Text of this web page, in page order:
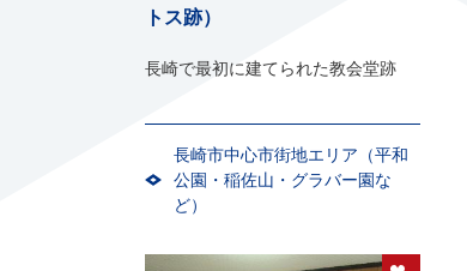
トス跡）
長崎で最初に建てられた教会堂跡
長崎市中心市街地エリア（平和
公園・稲佐山・グラバー園な
ど）